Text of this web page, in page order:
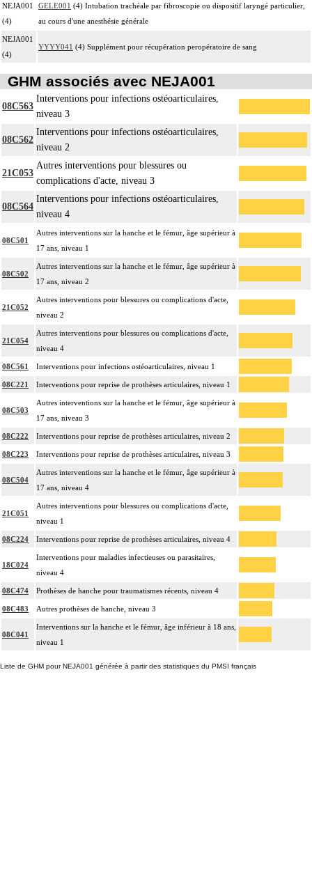
NEJA001
(4)
GELE001 (4) Intubation trachéale par fibroscopie ou dispositif laryngé particulier,
au cours d'une anesthésie générale
NEJA001
(4)
YYYY041 (4) Supplément pour récupération peropératoire de sang
GHM associés avec NEJA001
08C563
Interventions pour infections ostéoarticulaires,
niveau 3
08C562
Interventions pour infections ostéoarticulaires,
niveau 2
21C053
Autres interventions pour blessures ou
complications d'acte, niveau 3
08C564
Interventions pour infections ostéoarticulaires,
niveau 4
08C501
Autres interventions sur la hanche et le fémur, âge supérieur à
17 ans, niveau 1
08C502
Autres interventions sur la hanche et le fémur, âge supérieur à
17 ans, niveau 2
21C052
Autres interventions pour blessures ou complications d'acte,
niveau 2
21C054
Autres interventions pour blessures ou complications d'acte,
niveau 4
08C561 Interventions pour infections ostéoarticulaires, niveau 1
08C221 Interventions pour reprise de prothèses articulaires, niveau 1
08C503
Autres interventions sur la hanche et le fémur, âge supérieur à
17 ans, niveau 3
08C222 Interventions pour reprise de prothèses articulaires, niveau 2
08C223 Interventions pour reprise de prothèses articulaires, niveau 3
08C504
Autres interventions sur la hanche et le fémur, âge supérieur à
17 ans, niveau 4
21C051
Autres interventions pour blessures ou complications d'acte,
niveau 1
08C224 Interventions pour reprise de prothèses articulaires, niveau 4
18C024
Interventions pour maladies infectieuses ou parasitaires,
niveau 4
08C474 Prothèses de hanche pour traumatismes récents, niveau 4
08C483 Autres prothèses de hanche, niveau 3
08C041
Interventions sur la hanche et le fémur, âge inférieur à 18 ans,
niveau 1
Liste de GHM pour NEJA001 générée à partir des statistiques du PMSI français